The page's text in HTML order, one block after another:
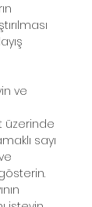
ve
üzerinde
sayı